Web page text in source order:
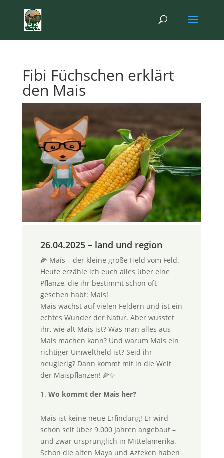
Fibi Füchschen erklärt
den Mais
26.04.2025 – land und region
🌽 Mais – der kleine große Held vom Feld.
Heute erzähle ich euch alles über eine
Pflanze, die ihr bestimmt schon oft
gesehen habt: Mais!
Mais wächst auf vielen Feldern und ist ein
echtes Wunder der Natur. Aber wusstet
ihr, wie alt Mais ist? Was man alles aus
Mais machen kann? Und warum Mais ein
richtiger Umweltheld ist? Seid ihr
neugierig? Dann kommt mit in die Welt
der Maispflanzen! 🌽✨
Wo kommt der Mais her?
Mais ist keine neue Erfindung! Er wird
schon seit über 9.000 Jahren angebaut –
und zwar ursprünglich in Mittelamerika.
Schon die alten Maya und Azteken haben